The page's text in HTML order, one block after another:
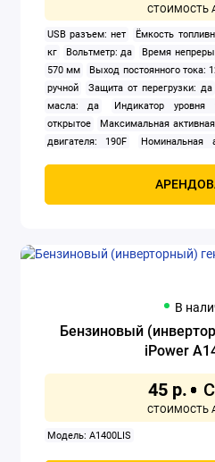
USB разъем: нет Ёмкость
кг
Вольтметр: да Время
570 мм
Выход постоянного тока:
ручной
Защита от перегрузки: да
масла: да
Индикатор уровня
открытое
Максимальная
двигателя: 190F
Номинальная
Передвижной (переносной): нет
четырехтактный
Число фаз: 1
В
Бензиновый
iPower
45 р.
Модель: A1400LIS